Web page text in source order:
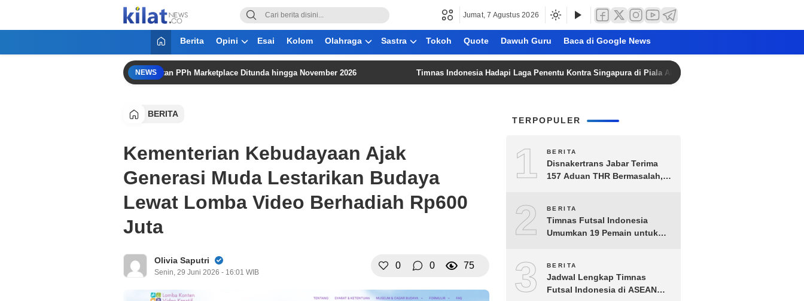
KilatNews.co
Mencerdaskan Anak Bangsa
Jumat, 7 Agustus 2026
Berita Opini Esai Kolom Olahraga Sastra Tokoh Quote Dawuh Guru Baca di Google News
NEWS
37/2025 Bukan Pajak Baru,” Pungutan PPh Marketplace Ditunda hingga November 2026 Timnas Indonesia Hadapi Laga Penentu Kontra Singapura di Piala AFF 2026: Live RCTI Pukul 18.45 WIB
BERITA
Kementerian Kebudayaan Ajak
Generasi Muda Lestarikan Budaya
Lewat Lomba Video Berhadiah Rp600
Juta
Olivia Saputri
Senin, 29 Juni 2026 - 16:01 WIB
0 0 75
TERPOPULER
1 BERITA
Disnakertrans Jabar Terima
157 Aduan THR Bermasalah,
2 BERITA
Timnas Futsal Indonesia
Umumkan 19 Pemain untuk
3 BERITA
Jadwal Lengkap Timnas
Futsal Indonesia di ASEAN